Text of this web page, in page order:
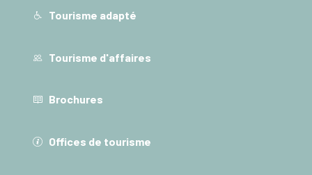
Tourisme adapté
Tourisme d'affaires
Brochures
Offices de tourisme